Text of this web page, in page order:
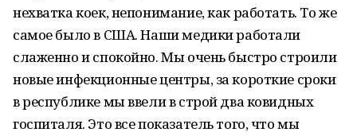
нехватка коек, непонимание, как работать. То же
самое было в США. Наши медики работали
слаженно и спокойно. Мы очень быстро строили
новые инфекционные центры, за короткие сроки
в республике мы ввели в строй два ковидных
госпиталя. Это все показатель того, что мы